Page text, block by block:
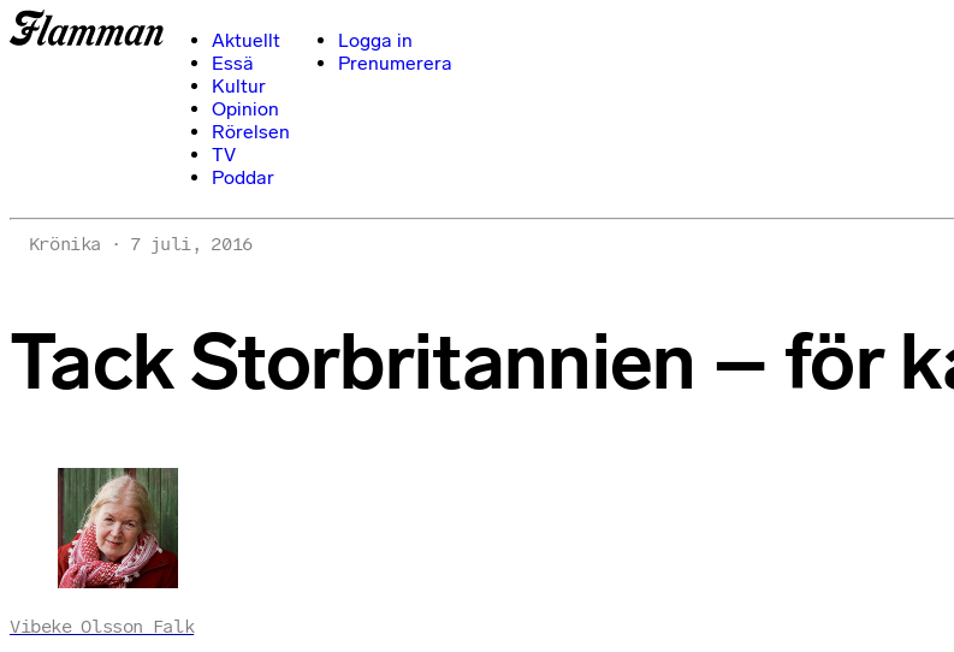
Aktuellt
Essä
Kultur
Opinion
Rörelsen
TV
Poddar
Logga in
Prenumerera
Krönika 7 juli, 2016
Tack Storbritannien – för
Vibeke Olsson Falk